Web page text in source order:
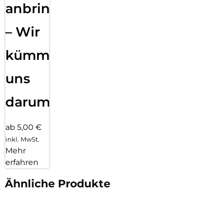
anbringen
– Wir
kümmern
uns
darum!
ab 5,00 €
inkl. MwSt.
Mehr
erfahren
Ähnliche Produkte